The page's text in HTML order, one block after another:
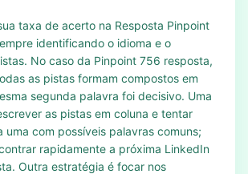
taxa de acerto na Resposta Pinpoint
identificando o idioma e o
No caso da Pinpoint 756 resposta,
as pistas formam compostos em
segunda palavra foi decisivo. Uma
as pistas em coluna e tentar
uma com possíveis palavras comuns;
rapidamente a próxima LinkedIn
Outra estratégia é focar nos